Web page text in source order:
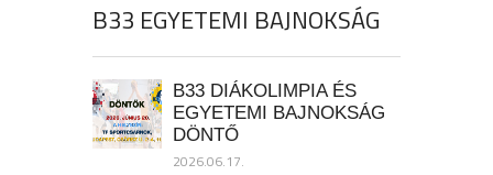
B33 EGYETEMI BAJNOKSÁG
B33 DIÁKOLIMPIA ÉS
EGYETEMI BAJNOKSÁG
DÖNTŐ
2026.06.17.